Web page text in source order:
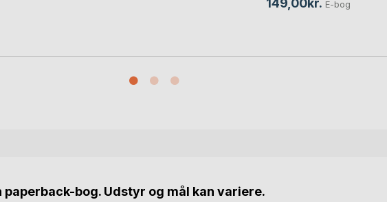
149,00kr. E-bog
bog. Udstyr og mål kan variere.